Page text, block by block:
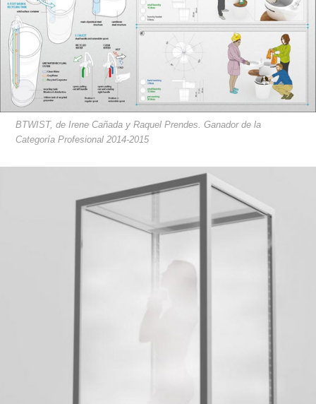
BTWIST, de Irene Cañada y Raquel Prendes. Ganador de la
Categoría Profesional 2014-2015